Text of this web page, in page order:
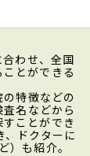
わせ、全国
とができる
特徴などの
名などから
ことができ
、ドクターに
）も紹介。